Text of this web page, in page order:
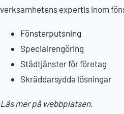
verksamhetens expertis inom
Fönsterputsning
Specialrengöring
Städtjänster för företag
Skräddarsydda lösningar
Läs mer på webbplatsen.